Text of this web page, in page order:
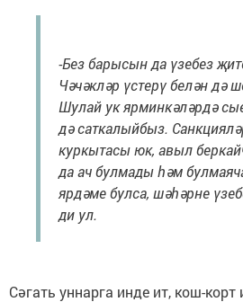
-Без барысын да үзебез
Чәчәкләр үстерү белән дә
Шулай ук ярминкәләрдә
дә саткалыйбыз.
куркытасы юк, авыл
да ач булмады һәм
ярдәме булса, шәһәрне
ди ул.
Сәгать уннарга инде ит, кош-